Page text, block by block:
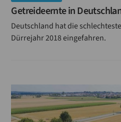
Getreideernte in
Deutschland hat die
Dürrejahr 2018 eingefahren.